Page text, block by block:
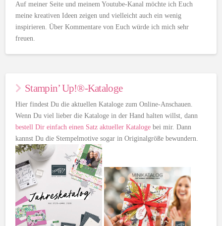
Auf meiner Seite und meinem Youtube-Kanal möchte ich Euch
meine kreativen Ideen zeigen und vielleicht auch ein wenig
inspirieren. Über Kommentare von Euch würde ich mich sehr
freuen.
Stampin’ Up!®-Kataloge
Hier findest Du die aktuellen Kataloge zum Online-Anschauen.
Wenn Du viel lieber die Kataloge in der Hand halten willst, dann
bestell Dir einfach einen Satz aktueller Kataloge bei mir. Dann
kannst Du die Stempelmotive sogar in Originalgröße bewundern.